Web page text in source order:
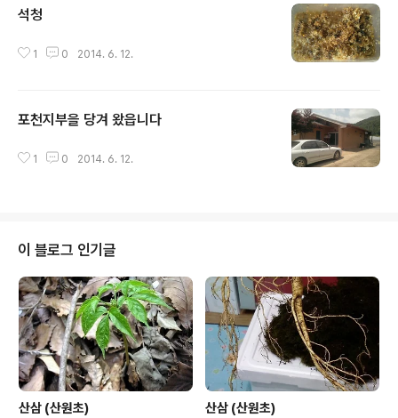
석청
1 0 2014. 6. 12.
포천지부을 당겨 왔읍니다
1 0 2014. 6. 12.
이 블로그 인기글
산삼 (산원초) 산삼 (산원초)